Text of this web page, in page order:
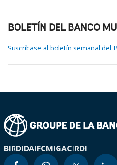
BOLETÍN DEL BANCO
Suscríbase al boletín semanal del
BIRDIDAIFCMIGACIRDI